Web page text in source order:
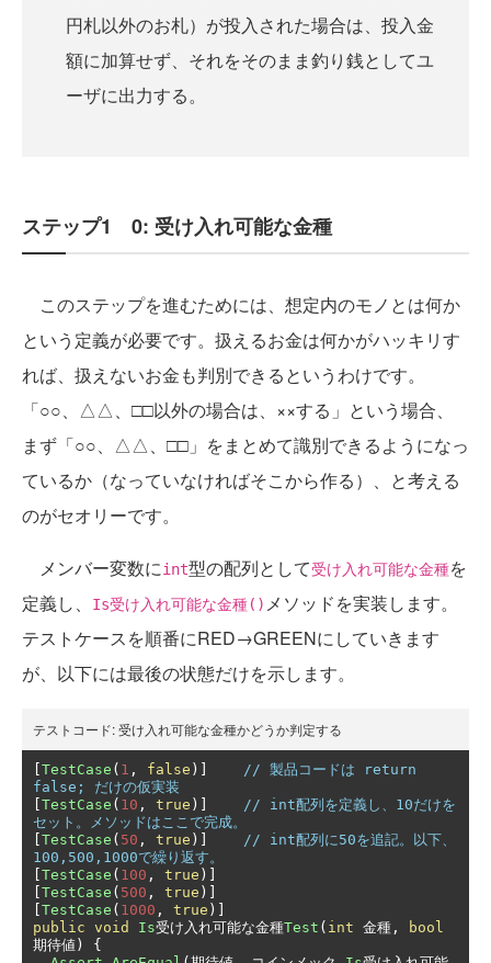
円札以外のお札）が投入された場合は、投入金
額に加算せず、それをそのまま釣り銭としてユ
ーザに出力する。
ステップ1 0: 受け入れ可能な金種
このステップを進むためには、想定内のモノとは何か
という定義が必要です。扱えるお金は何かがハッキリす
れば、扱えないお金も判別できるというわけです。
「○○、△△、□□以外の場合は、××する」という場合、
まず「○○、△△、□□」をまとめて識別できるようになっ
ているか（なっていなければそこから作る）、と考える
のがセオリーです。
メンバー変数にint型の配列として受け入れ可能な金種を
定義し、
Is受け入れ可能な金種() メソッドを実装します。
テストケースを順番にRED→GREENにしていきます
が、以下には最後の状態だけを示します。
テストコード:受け入れ可能な金種かどうか判定する
TestCase ( 1 , false )]
// 製品コードは return
false; だけの仮実装
TestCase ( 10 , true )]
// int配列を定義し、10だけを
セット。メソッドはここで完成。
TestCase ( 50 , true )]
// int配列に50を追記。以下、
100,500,1000で繰り返す。
TestCase ( 100 , true )]
TestCase ( 500 , true )]
TestCase ( 1000 , true )]
public void Is受け入れ可能な金種Test ( int 金種,
bool
期待値)
{